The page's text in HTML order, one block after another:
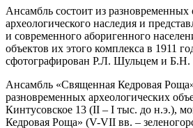
Ансамбль состоит из разновременных
археологического наследия и
и современного аборигенного
объектов их этого комплекса в 1911
сфотографирован Р.Л. Шульцем и Б.Н.
Ансамбль «Священная Кедровая
разновременных археологических
Кинтусовское 13 (II – I тыс. до н.э.),
Кедровая Роща» (V-VII вв. –